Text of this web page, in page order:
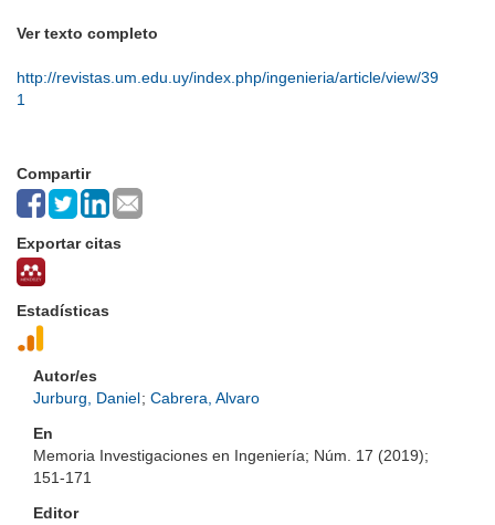
Ver texto completo
http://revistas.um.edu.uy/index.php/ingenieria/article/view/39
1
Compartir
Exportar citas
Estadísticas
Autor/es
Jurburg, Daniel; Cabrera, Alvaro
En
Memoria Investigaciones en Ingeniería; Núm. 17 (2019);
151-171
Editor